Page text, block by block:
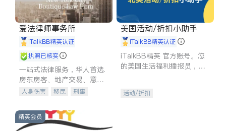
爱法律师事务所
iTalkBB精英认证
执照已核实
一站式法律服务，华人首选.
房东房客、地产交易、意外
伤害、车祸重伤、商业诉
建筑合同、刑事案件全包办
人身伤害 移民
刑事
信托/遗嘱
商业
索赔
律师-其它 保释
美国活动/折扣小助手
iTalkBB精英认证
iTalkBB精英 官方账号。您
的美国生活福利播报员，精
专属福利。
活动/折扣
精英会员